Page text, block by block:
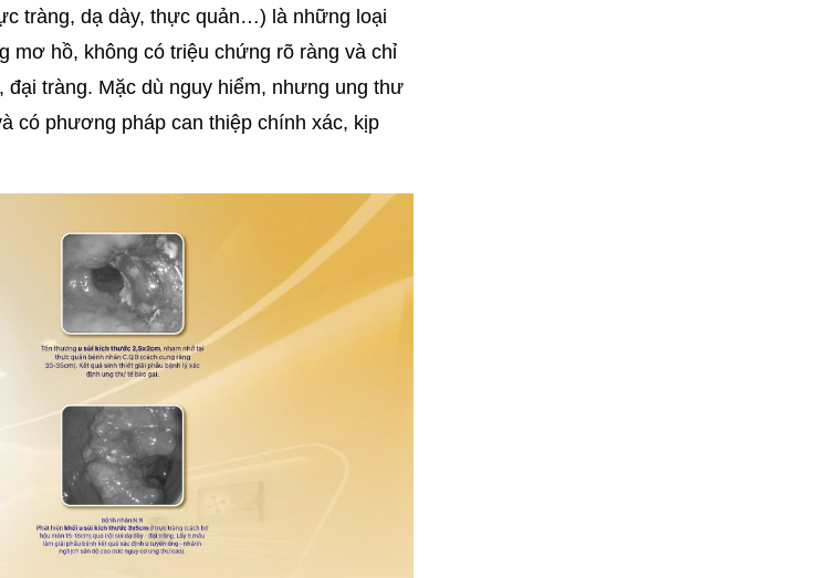
tràng, dạ dày, thực quản…) là những loại
mơ hồ, không có triệu chứng rõ ràng và chỉ
tràng. Mặc dù nguy hiểm, nhưng ung thư
có phương pháp can thiệp chính xác, kịp